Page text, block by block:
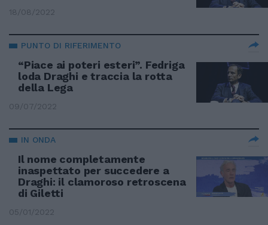
18/08/2022
PUNTO DI RIFERIMENTO
“Piace ai poteri esteri”. Fedriga
loda Draghi e traccia la rotta
della Lega
09/07/2022
IN ONDA
Il nome completamente
inaspettato per succedere a
Draghi: il clamoroso retroscena
di Giletti
05/01/2022